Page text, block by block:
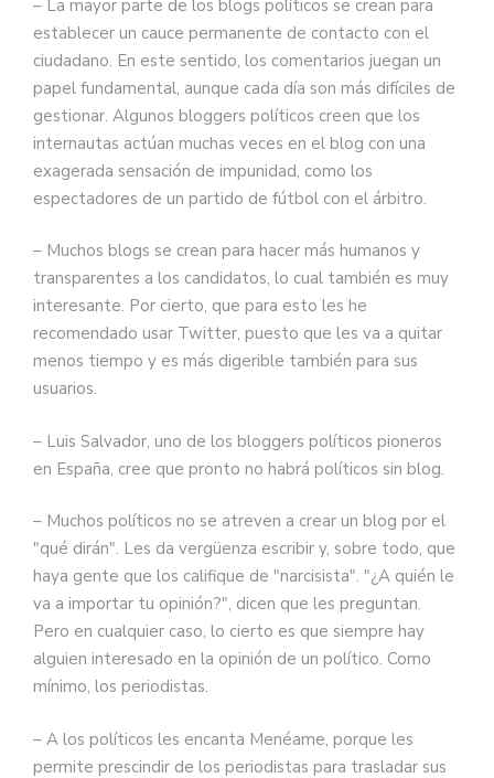
– La mayor parte de los blogs políticos se crean para
establecer un cauce permanente de contacto con el
ciudadano. En este sentido, los comentarios juegan un
papel fundamental, aunque cada día son más difíciles de
gestionar. Algunos bloggers políticos creen que los
internautas actúan muchas veces en el blog con una
exagerada sensación de impunidad, como los
espectadores de un partido de fútbol con el árbitro.
– Muchos blogs se crean para hacer más humanos y
transparentes a los candidatos, lo cual también es muy
interesante. Por cierto, que para esto les he
recomendado usar Twitter, puesto que les va a quitar
menos tiempo y es más digerible también para sus
usuarios.
– Luis Salvador, uno de los bloggers políticos pioneros
en España, cree que pronto no habrá políticos sin blog.
– Muchos políticos no se atreven a crear un blog por el
"qué dirán". Les da vergüenza escribir y, sobre todo, que
haya gente que los califique de "narcisista". "¿A quién le
va a importar tu opinión?", dicen que les preguntan.
Pero en cualquier caso, lo cierto es que siempre hay
alguien interesado en la opinión de un político. Como
mínimo, los periodistas.
– A los políticos les encanta Menéame, porque les
permite prescindir de los periodistas para trasladar sus